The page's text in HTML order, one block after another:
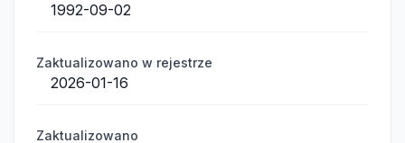
1992-09-02
Zaktualizowano w rejestrze
2026-01-16
Zaktualizowano